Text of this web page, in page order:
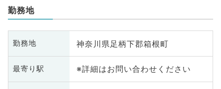
勤務地
勤務地 神奈川県足柄下郡箱根町
最寄り駅 ※詳細はお問い合わせください